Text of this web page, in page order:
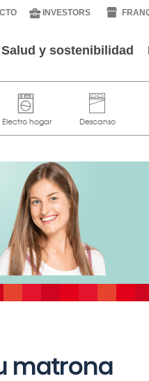
INVESTORS
Salud y sostenibilidad
matrona